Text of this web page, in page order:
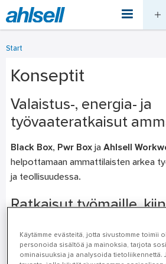
Start
Konseptit
Valaistus-, energia- ja
työvaateratkaisut
Black Box, Pwr Boxja Ahlsell
helpottamaan ammattilaisten arkea
ja teollisuudessa.
Ratkaisut työmaille,
Ahlsellin konseptit kattavat kaikki
Käytämme evästeitä, jotta sivustomme toimii
personoida sisältöä ja mainoksia, tarjota
ominaisuuksia ja analysoida tietoliikennettä.